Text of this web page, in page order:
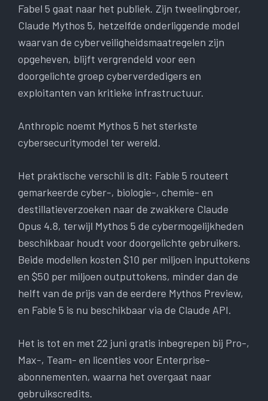
Fabel 5 gaat naar het publiek. Zijn tweelingbroer,
Claude Mythos 5, hetzelfde onderliggende model
waarvan de cyberveiligheidsmaatregelen zijn
opgeheven, blijft vergrendeld voor een
doorgelichte groep cyberverdedigers en
exploitanten van kritieke infrastructuur.
Anthropic noemt Mythos 5 het sterkste
cybersecuritymodel ter wereld.
Het praktische verschil is dit: Fable 5 routeert
gemarkeerde cyber-, biologie-, chemie- en
destillatieverzoeken naar de zwakkere Claude
Opus 4.8, terwijl Mythos 5 de cybermogelijkheden
beschikbaar houdt voor doorgelichte gebruikers.
Beide modellen kosten $10 per miljoen inputtokens
en $50 per miljoen outputtokens, minder dan de
helft van de prijs van de eerdere Mythos Preview,
en Fable 5 is nu beschikbaar via de Claude API.
Het is tot en met 22 juni gratis inbegrepen bij Pro-,
Max-, Team- en licenties voor Enterprise-
abonnementen, waarna het overgaat naar
gebruikscredits.